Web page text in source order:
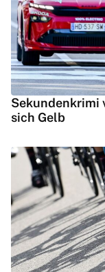
Sekundenkrimi
sich Gelb